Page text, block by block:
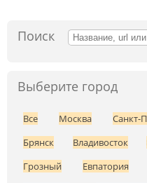
Поиск
Выберите город
Все Москва Санкт-
Брянск
Владивосток
Грозный
Евпатория